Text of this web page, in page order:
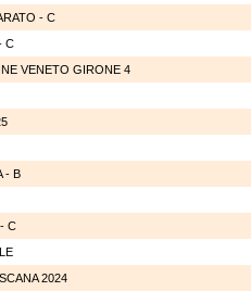
- C
C
VENETO GIRONE 4
- B
C
2024